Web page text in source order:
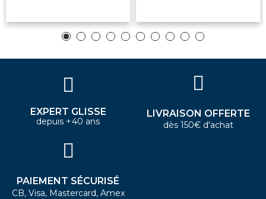
EXPERT GLISSE
depuis +40 ans
LIVRAISON OFFERTE
dès 150€ d'achat
PAIEMENT SÉCURISÉ
CB, Visa, Mastercard, Amex